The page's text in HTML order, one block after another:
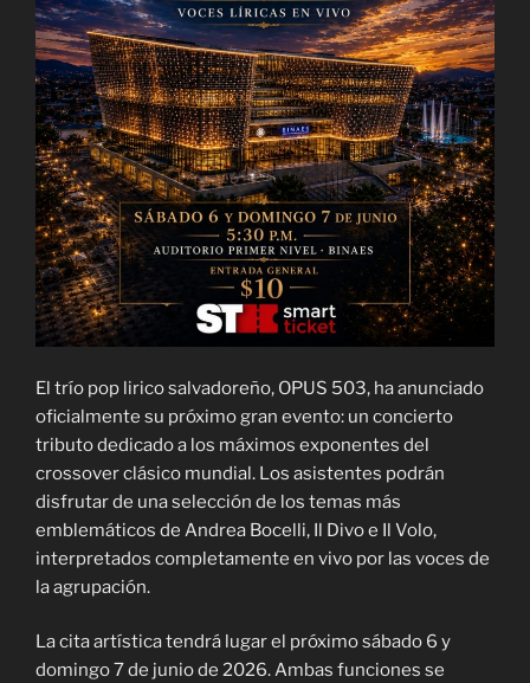
El trío pop lirico salvadoreño, OPUS 503, ha anunciado
oficialmente su próximo gran evento: un concierto
tributo dedicado a los máximos exponentes del
crossover clásico mundial. Los asistentes podrán
disfrutar de una selección de los temas más
emblemáticos de Andrea Bocelli, Il Divo e Il Volo,
interpretados completamente en vivo por las voces de
la agrupación.
La cita artística tendrá lugar el próximo sábado 6 y
domingo 7 de junio de 2026. Ambas funciones se